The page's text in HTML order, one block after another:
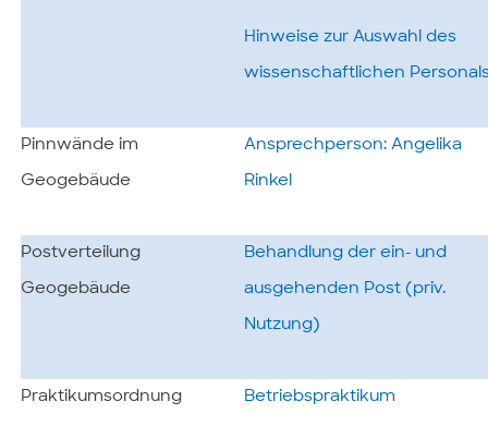
Hinweise zur Auswahl des
wissenschaftlichen
Pinnwände im
Geogebäude
Ansprechperson: Angelika
Rinkel
Postverteilung
Geogebäude
Behandlung der ein- und
ausgehenden Post (priv.
Nutzung)
Praktikumsordnung Betriebspraktikum